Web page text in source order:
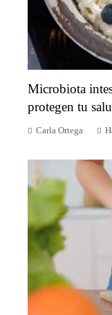
Microbiota
protegen tu
Carla Ortega